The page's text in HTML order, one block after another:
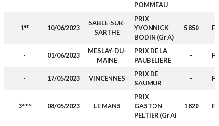
POMMEAU
1er 10/06/2023
SABLE-SUR-
SARTHE
PRIX
YVONNICK
BODIN (Gr A)
5 850 F4
- 01/06/2023
MESLAY-DU-
MAINE
PRIX DE LA
PAUBELIERE
- F4
- 17/05/2023 VINCENNES
PRIX DE
SAUMUR
- F4
3ème 08/05/2023 LE MANS
PRIX
GASTON
PELTIER (Gr A)
1 820 F4